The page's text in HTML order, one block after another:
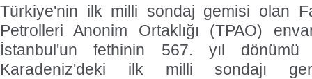
Türkiye'nin ilk milli sondaj gemisi olan
Petrolleri Anonim Ortaklığı (TPAO)
İstanbul'un fethinin 567. yıl
Karadeniz'deki ilk milli sondajı